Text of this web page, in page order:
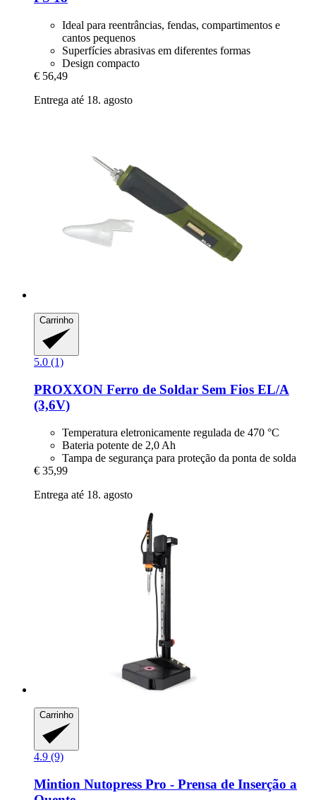
Ideal para reentrâncias, fendas, compartimentos e
cantos pequenos
Superfícies abrasivas em diferentes formas
Design compacto
€ 56,49
Entrega até 18. agosto
Carrinho
5.0 (1)
PROXXON Ferro de Soldar Sem Fios EL/A
(3,6V)
Temperatura eletronicamente regulada de 470 °C
Bateria potente de 2,0 Ah
Tampa de segurança para proteção da ponta de solda
€ 35,99
Entrega até 18. agosto
Carrinho
4.9 (9)
Mintion Nutopress Pro -​ Prensa de Inserção a